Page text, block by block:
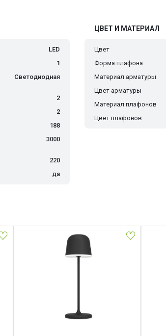
LED
1
Светодиодная
2
2
188
3000
220
да
ЦВЕТ И МАТЕРИАЛ
Цвет
Форма плафона
Материал арматуры
Цвет арматуры
Материал плафонов
Цвет плафонов